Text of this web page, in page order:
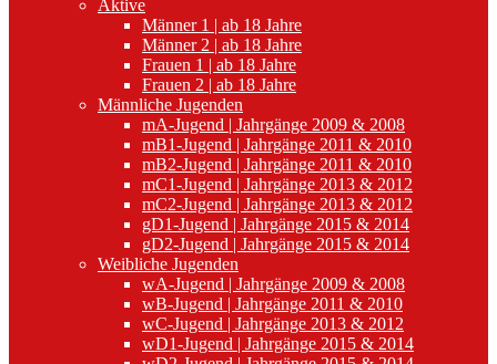
Aktive
Männer 1 | ab 18 Jahre
Männer 2 | ab 18 Jahre
Frauen 1 | ab 18 Jahre
Frauen 2 | ab 18 Jahre
Männliche Jugenden
mA-Jugend | Jahrgänge 2009 & 2008
mB1-Jugend | Jahrgänge 2011 & 2010
mB2-Jugend | Jahrgänge 2011 & 2010
mC1-Jugend | Jahrgänge 2013 & 2012
mC2-Jugend | Jahrgänge 2013 & 2012
gD1-Jugend | Jahrgänge 2015 & 2014
gD2-Jugend | Jahrgänge 2015 & 2014
Weibliche Jugenden
wA-Jugend | Jahrgänge 2009 & 2008
wB-Jugend | Jahrgänge 2011 & 2010
wC-Jugend | Jahrgänge 2013 & 2012
wD1-Jugend | Jahrgänge 2015 & 2014